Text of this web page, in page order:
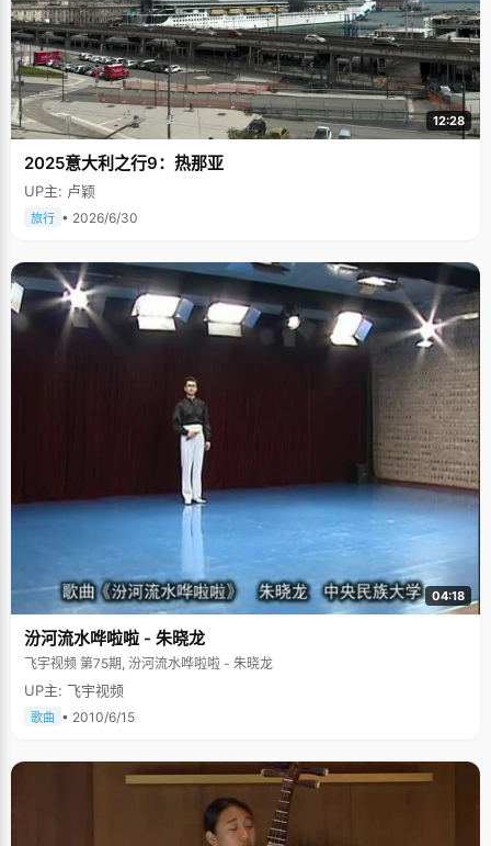
12:28
2025意大利之行9：热那亚
UP主: 卢颖
旅行 • 2026/6/30
04:18
汾河流水哗啦啦 - 朱晓龙
飞宇视频 第75期, 汾河流水哗啦啦 - 朱晓龙
UP主: 飞宇视频
歌曲 • 2010/6/15